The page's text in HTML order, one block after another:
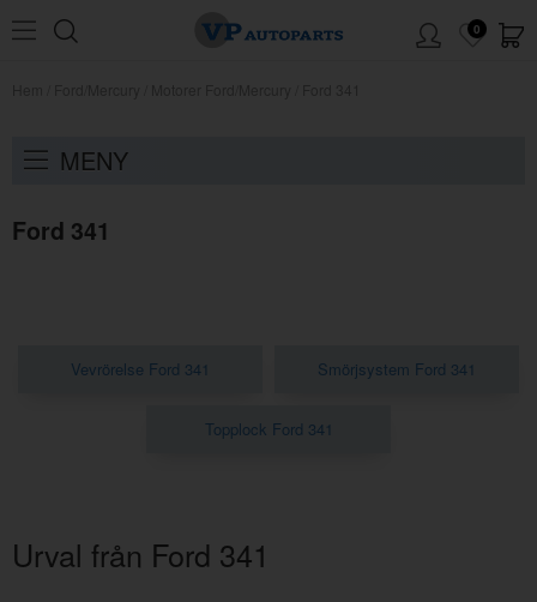
0
MENY
Ford 341
Vevrörelse Ford 341 Smörjsystem Ford 341
Topplock Ford 341
Urval från Ford 341